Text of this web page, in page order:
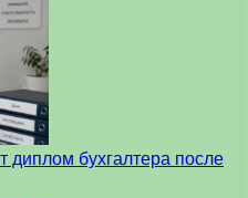
диплом бухгалтера после